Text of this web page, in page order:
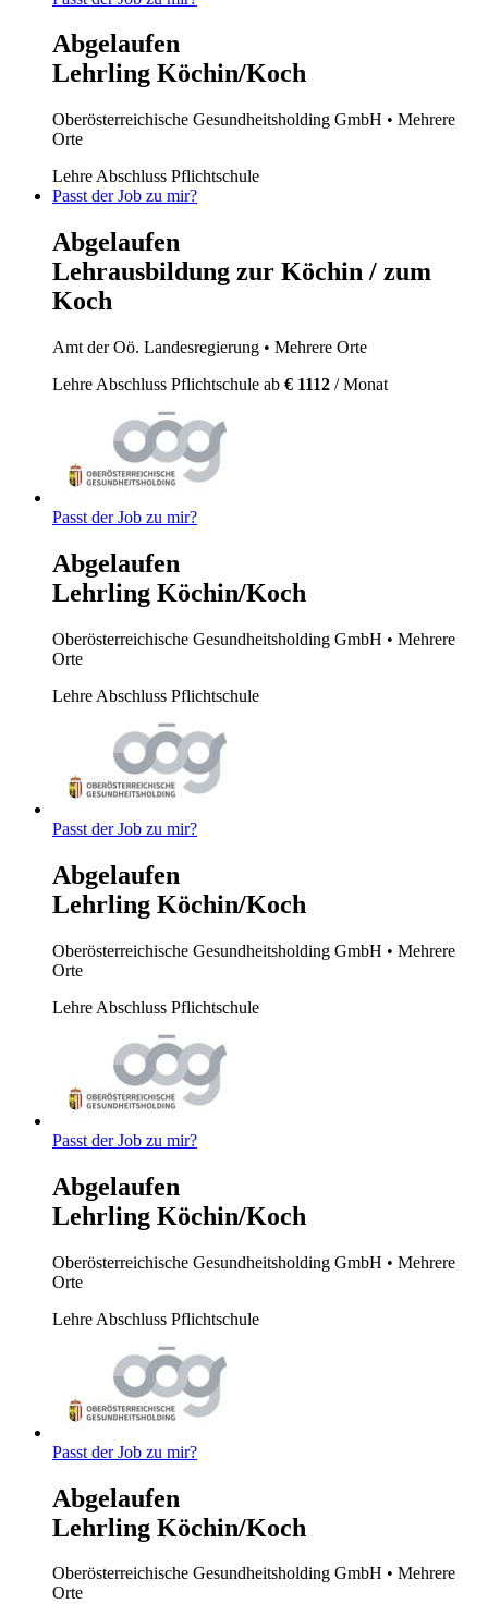
Abgelaufen
Lehrling Köchin/Koch
Oberösterreichische Gesundheitsholding GmbH • Mehrere
Orte
Lehre Abschluss Pflichtschule
Passt der Job zu mir?
Abgelaufen
Lehrausbildung zur Köchin / zum
Koch
Amt der Oö. Landesregierung • Mehrere Orte
Lehre Abschluss Pflichtschule ab € 1112 / Monat
Passt der Job zu mir?
Abgelaufen
Lehrling Köchin/Koch
Oberösterreichische Gesundheitsholding GmbH • Mehrere
Orte
Lehre Abschluss Pflichtschule
Passt der Job zu mir?
Abgelaufen
Lehrling Köchin/Koch
Oberösterreichische Gesundheitsholding GmbH • Mehrere
Orte
Lehre Abschluss Pflichtschule
Passt der Job zu mir?
Abgelaufen
Lehrling Köchin/Koch
Oberösterreichische Gesundheitsholding GmbH • Mehrere
Orte
Lehre Abschluss Pflichtschule
Passt der Job zu mir?
Abgelaufen
Lehrling Köchin/Koch
Oberösterreichische Gesundheitsholding GmbH • Mehrere
Orte